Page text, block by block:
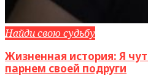
Найди свою судьбу
Жизненная история: Я
парнем своей подруги